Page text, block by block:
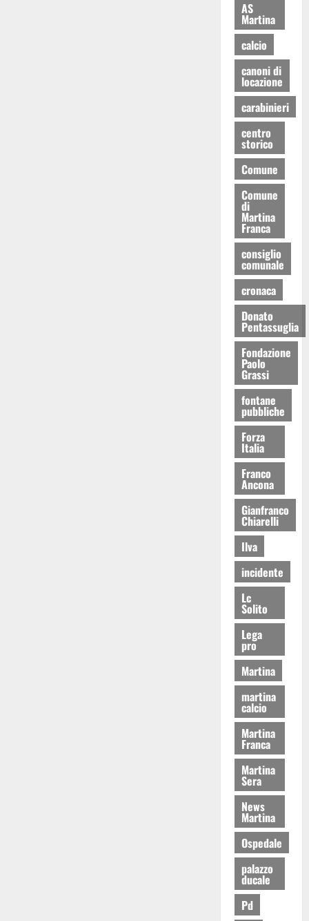
AS
Martina
calcio
canoni di
locazione
carabinieri
centro
storico
Comune
Comune
di
Martina
Franca
consiglio
comunale
cronaca
Donato
Pentassuglia
Fondazione
Paolo
Grassi
fontane
pubbliche
Forza
Italia
Franco
Ancona
Gianfranco
Chiarelli
Ilva
incidente
Lc
Solito
Lega
pro
Martina
martina
calcio
Martina
Franca
Martina
Sera
News
Martina
Ospedale
palazzo
ducale
Pd